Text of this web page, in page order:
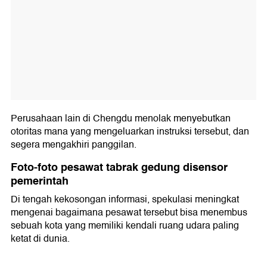
Perusahaan lain di Chengdu menolak menyebutkan
otoritas mana yang mengeluarkan instruksi tersebut, dan
segera mengakhiri panggilan.
Foto-foto pesawat tabrak gedung disensor
pemerintah
Di tengah kekosongan informasi, spekulasi meningkat
mengenai bagaimana pesawat tersebut bisa menembus
sebuah kota yang memiliki kendali ruang udara paling
ketat di dunia.